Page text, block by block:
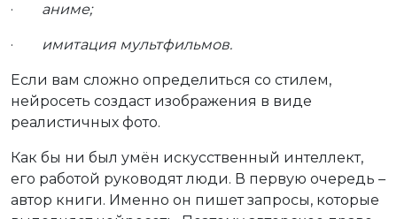
· аниме;
· имитация мультфильмов.
Если вам сложно определиться со стилем,
нейросеть создаст изображения в виде
реалистичных фото.
Как бы ни был умён искусственный интеллект,
его работой руководят люди. В первую очередь –
автор книги. Именно он пишет запросы, которые